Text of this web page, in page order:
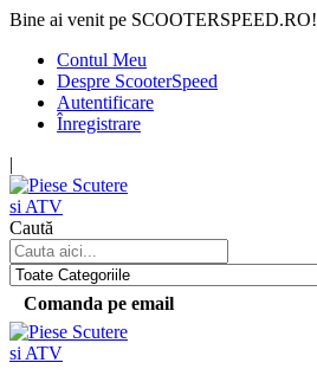
Bine ai venit pe SCOOTERSPEED.RO!
Contul Meu
Despre ScooterSpeed
Autentificare
Înregistrare
|
Caută
Comanda pe email